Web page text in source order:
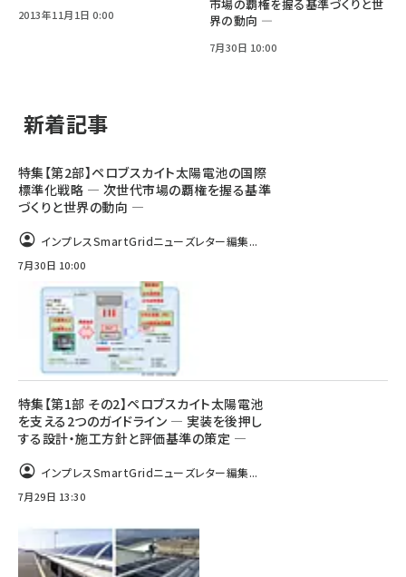
2013年11月1日 0:00
市場の覇権を握る基準づくりと世
界の動向 ―
7月30日 10:00
新着記事
特集【第2部】ペロブスカイト太陽電池の国際
標準化戦略 ― 次世代市場の覇権を握る基準
づくりと世界の動向 ―
インプレスSmartGridニューズレター編集...
7月30日 10:00
特集【第1部 その2】ペロブスカイト太陽電池
を支える2つのガイドライン ― 実装を後押し
する設計・施工方針と評価基準の策定 ―
インプレスSmartGridニューズレター編集...
7月29日 13:30